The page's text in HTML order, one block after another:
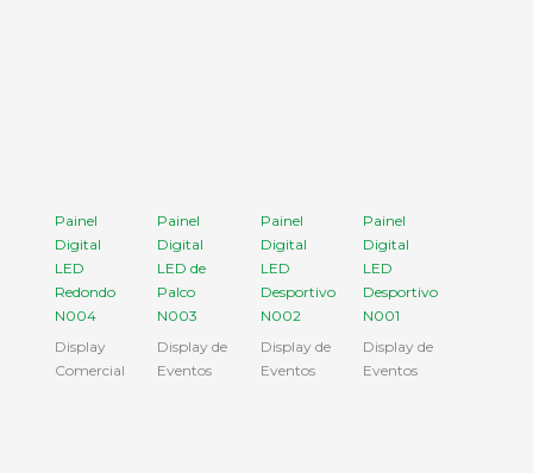
Painel
Digital
LED
Redondo
N004
Display
Comercial
Painel
Digital
LED de
Palco
N003
Display de
Eventos
Painel
Digital
LED
Desportivo
N002
Display de
Eventos
Painel
Digital
LED
Desportivo
N001
Display de
Eventos